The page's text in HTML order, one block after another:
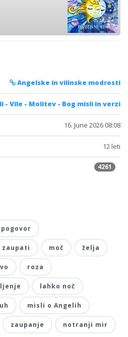
Angelske in vilinske modrosti
- Vile - Molitev - Bog misli in verzi
16. June 2026 08:08
12 leti
4261
pogovor
zaupati moč želja
roza
lahko noč
misli o Angelih
zaupanje notranji mir